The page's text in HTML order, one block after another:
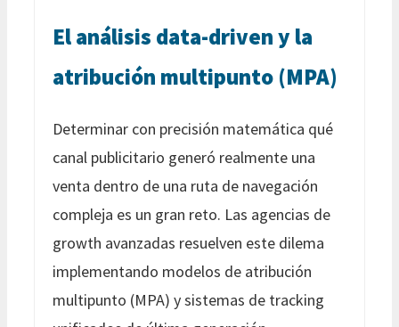
El análisis data-driven y la
atribución multipunto (MPA)
Determinar con precisión matemática qué
canal publicitario generó realmente una
venta dentro de una ruta de navegación
compleja es un gran reto. Las agencias de
growth avanzadas resuelven este dilema
implementando modelos de atribución
multipunto (MPA) y sistemas de tracking